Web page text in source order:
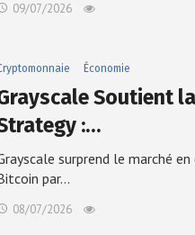
09/07/2026
Économie
Soutient
:…
surprend le marché
par…
08/07/2026